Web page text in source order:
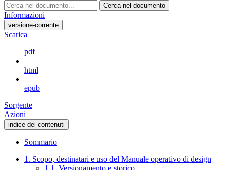
Cerca nel documento
Informazioni
versione-corrente
Scarica
pdf
html
epub
Sorgente
Azioni
indice dei contenuti
Sommario
1. Scopo, destinatari e uso del Manuale operativo di design
1.1. Versionamento e storico